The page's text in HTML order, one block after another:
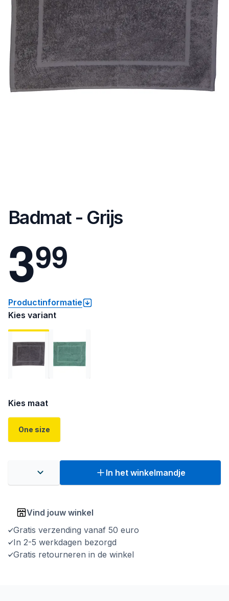
Badmat - Grijs
399
Productinformatie
Kies variant
Kies maat
One size
In het winkelmandje
Vind jouw winkel
Gratis verzending vanaf 50 euro
In 2-5 werkdagen bezorgd
Gratis retourneren in de winkel